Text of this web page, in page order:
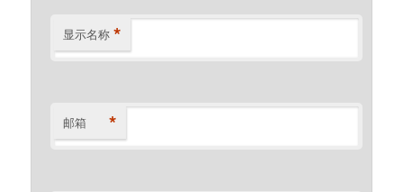
显示名称 *
邮箱 *